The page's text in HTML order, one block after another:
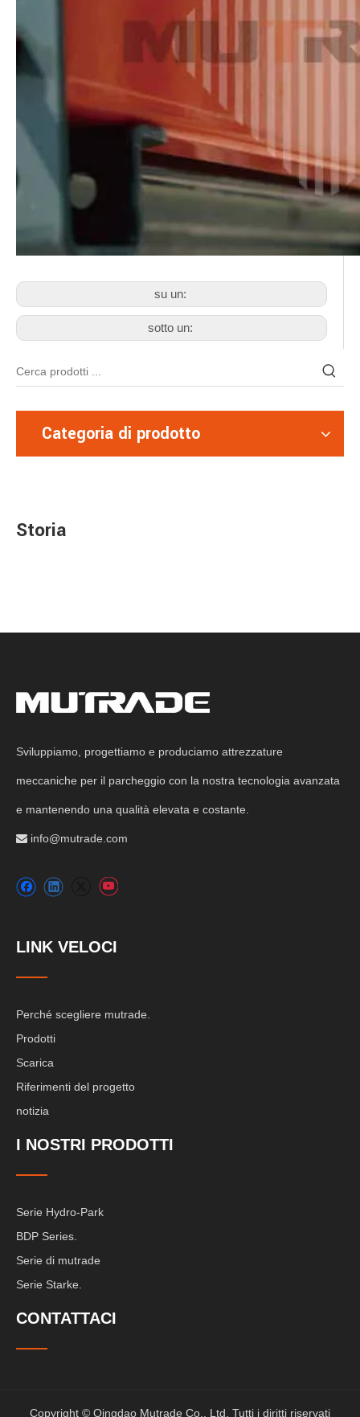
su un:
sotto un:
Categoria di prodotto
Storia
Sviluppiamo, progettiamo e produciamo attrezzature
meccaniche per il parcheggio con la nostra tecnologia avanzata
e mantenendo una qualità elevata e costante.
 info@mutrade.com
LINK VELOCI
Perché scegliere mutrade.
Prodotti
Scarica
Riferimenti del progetto
notizia
I NOSTRI PRODOTTI
Serie Hydro-Park
BDP Series.
Serie di mutrade
Serie Starke.
CONTATTACI
Copyright © Qingdao Mutrade Co., Ltd. Tutti i diritti riservati